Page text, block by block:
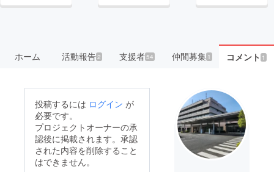
ホーム 活動報告2 支援者54 仲間募集 1 コメント 1
投稿するには ログイン が
必要です。
プロジェクトオーナーの承
認後に掲載されます。承認
された内容を削除すること
はできません。